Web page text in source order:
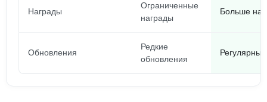
Награды
Ограниченные
награды
Больше
Обновления
Редкие
обновления